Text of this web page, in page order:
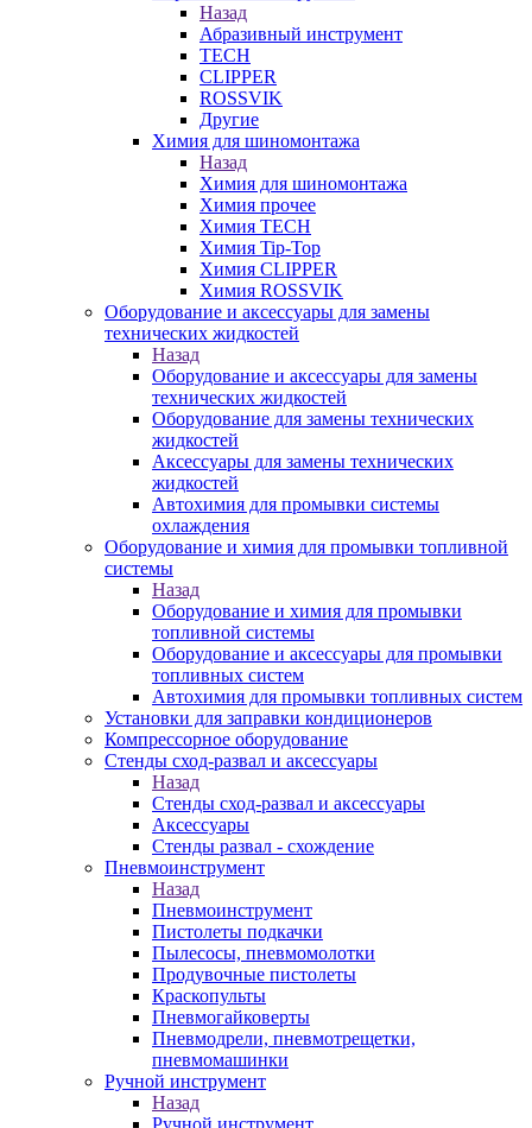
Назад
Абразивный инструмент
TECH
CLIPPER
ROSSVIK
Другие
Химия для шиномонтажа
Назад
Химия для шиномонтажа
Химия прочее
Химия TECH
Химия Tip-Top
Химия CLIPPER
Химия ROSSVIK
Оборудование и аксессуары для замены
технических жидкостей
Назад
Оборудование и аксессуары для замены
технических жидкостей
Оборудование для замены технических
жидкостей
Аксессуары для замены технических
жидкостей
Автохимия для промывки системы
охлаждения
Оборудование и химия для промывки топливной
системы
Назад
Оборудование и химия для промывки
топливной системы
Оборудование и аксессуары для промывки
топливных систем
Автохимия для промывки топливных систем
Установки для заправки кондиционеров
Компрессорное оборудование
Стенды сход-развал и аксессуары
Назад
Стенды сход-развал и аксессуары
Аксессуары
Стенды развал - схождение
Пневмоинструмент
Назад
Пневмоинструмент
Пистолеты подкачки
Пылесосы, пневмомолотки
Продувочные пистолеты
Краскопульты
Пневмогайковерты
Пневмодрели, пневмотрещетки,
пневмомашинки
Ручной инструмент
Назад
Ручной инструмент